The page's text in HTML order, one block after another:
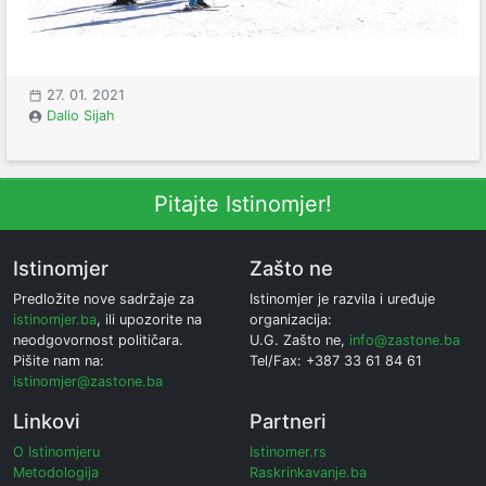
27. 01. 2021
Dalio Sijah
Pitajte Istinomjer!
Istinomjer
Predložite nove sadržaje za
istinomjer.ba, ili upozorite na
neodgovornost političara.
Pišite nam na:
istinomjer@zastone.ba
Zašto ne
Istinomjer je razvila i uređuje
organizacija:
U.G. Zašto ne, info@zastone.ba
Tel/Fax: +387 33 61 84 61
Linkovi
O Istinomjeru
Metodologija
Partneri
Istinomer.rs
Raskrinkavanje.ba